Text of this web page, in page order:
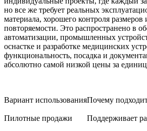
но все же требует реальных
материала, хорошего контроля размеров
повторяемости. Это распространено в
автоматизации, промышленных
оснастке и разработке медицинских
функциональность, посадка и
абсолютно самой низкой цены за
Вариант использованияПочему
Пилотные продажи Поддерживает